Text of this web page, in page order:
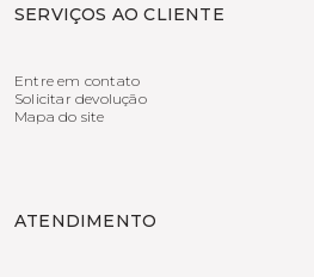
SERVIÇOS AO CLIENTE
Entre em contato
Solicitar devolução
Mapa do site
ATENDIMENTO